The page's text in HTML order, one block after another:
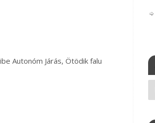
Autonóm Járás, Ötödik falu